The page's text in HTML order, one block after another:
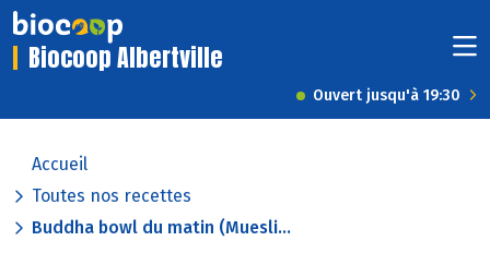
Biocoop Albertville
Ouvert jusqu'à 19:30
Accueil
Toutes nos recettes
Buddha bowl du matin (Muesli...